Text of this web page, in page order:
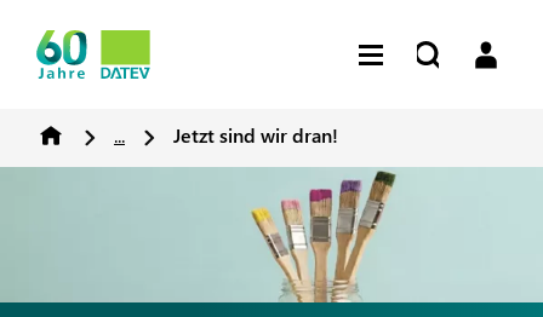
... Jetzt sind wir dran!